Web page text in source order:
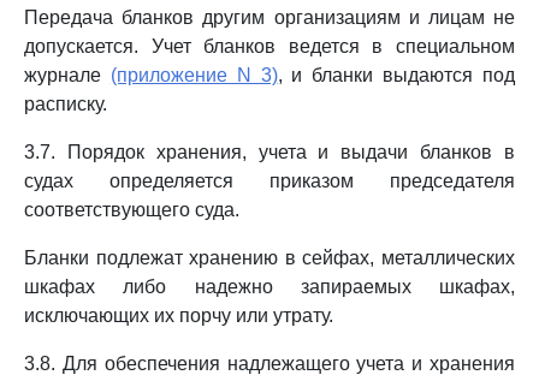
Передача бланков другим организациям и лицам не
допускается. Учет бланков ведется в специальном
журнале (приложение N 3), и бланки выдаются под
расписку.
3.7. Порядок хранения, учета и выдачи бланков в
судах определяется приказом председателя
соответствующего суда.
Бланки подлежат хранению в сейфах, металлических
шкафах либо надежно запираемых шкафах,
исключающих их порчу или утрату.
3.8. Для обеспечения надлежащего учета и хранения